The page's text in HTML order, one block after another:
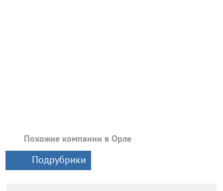
Похожие компании в Орле
Подрубрики